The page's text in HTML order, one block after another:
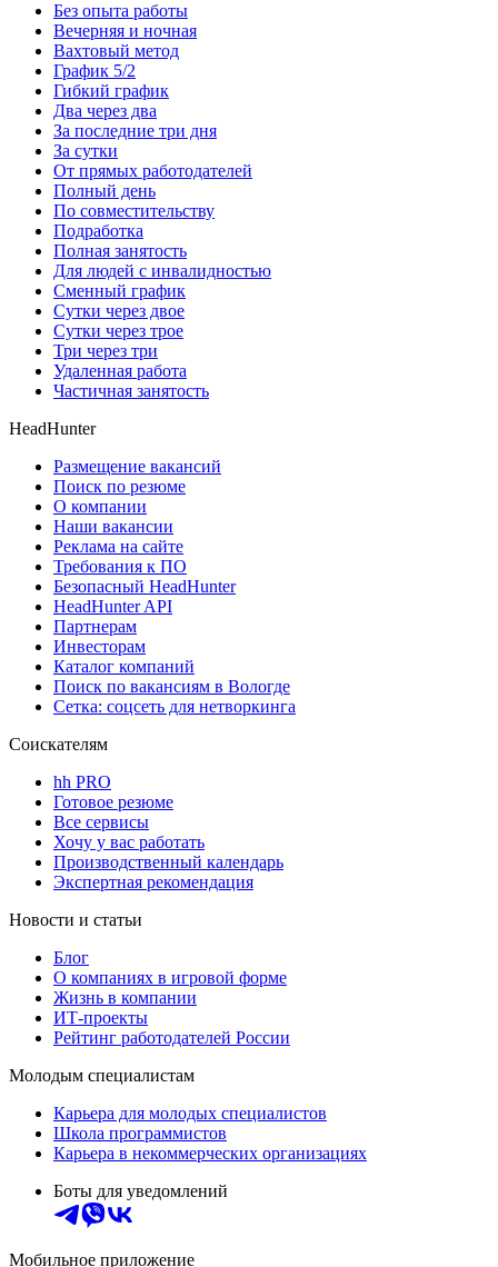
Без опыта работы
Вечерняя и ночная
Вахтовый метод
График 5/2
Гибкий график
Два через два
За последние три дня
За сутки
От прямых работодателей
Полный день
По совместительству
Подработка
Полная занятость
Для людей с инвалидностью
Сменный график
Сутки через двое
Сутки через трое
Три через три
Удаленная работа
Частичная занятость
HeadHunter
Размещение вакансий
Поиск по резюме
О компании
Наши вакансии
Реклама на сайте
Требования к ПО
Безопасный HeadHunter
HeadHunter API
Партнерам
Инвесторам
Каталог компаний
Поиск по вакансиям в Вологде
Сетка: соцсеть для нетворкинга
Соискателям
hh PRO
Готовое резюме
Все сервисы
Хочу у вас работать
Производственный календарь
Экспертная рекомендация
Новости и статьи
Блог
О компаниях в игровой форме
Жизнь в компании
ИТ-проекты
Рейтинг работодателей России
Молодым специалистам
Карьера для молодых специалистов
Школа программистов
Карьера в некоммерческих организациях
Боты для уведомлений
Мобильное приложение